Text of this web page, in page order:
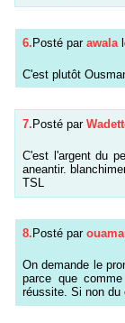
6.Posté par awala
C'est plutôt
7. Posté par
C'est l'argent du
aneantir.
TSL
8. Posté par
On demande le
parce que
réussite. Si non du